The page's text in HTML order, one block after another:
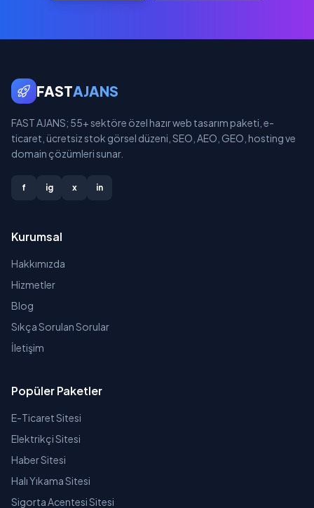
FASTAJANS
FAST AJANS; 55+ sektöre özel hazır web tasarım paketi, e-
ticaret, ücretsiz stok görsel düzeni, SEO, AEO, GEO, hosting ve
domain çözümleri sunar.
f ig x in
Kurumsal
Hakkımızda
Hizmetler
Blog
Sıkça Sorulan Sorular
İletişim
Popüler Paketler
E-Ticaret Sitesi
Elektrikçi Sitesi
Haber Sitesi
Halı Yıkama Sitesi
Sigorta Acentesi Sitesi